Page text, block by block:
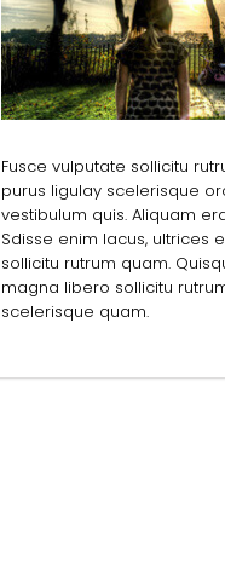
Fusce vulputate sollicitu
purus ligulay scelerisque
vestibulum quis. Aliquam
Sdisse enim lacus, ultrices
sollicitu rutrum quam.
magna libero sollicitu
scelerisque quam.